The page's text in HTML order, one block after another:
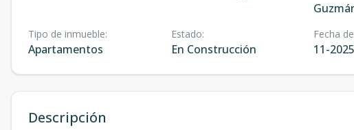
Tipo de inmueble:
Apartamentos
Estado:
En Construcción
Fecha
11-2025
Descripción